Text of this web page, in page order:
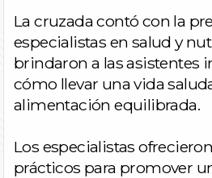
La cruzada contó con la
especialistas en salud y
brindaron a las asistentes
cómo llevar una vida
alimentación equilibrada.
Los especialistas
prácticos para promover